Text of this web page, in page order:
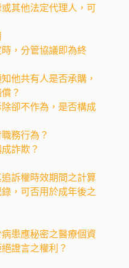
其他法定代理人，可
，分管協議即為終
他共有人是否承購，
？
卻不作為，是否構成
務行為？
詐欺？
訴權時效期間之計算
，可否用於成年後之
患應秘密之醫療個資
證言之權利？